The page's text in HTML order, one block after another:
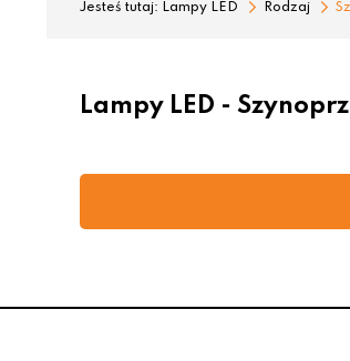
Jesteś tutaj: Lampy LED Rodzaj
Lampy LED -